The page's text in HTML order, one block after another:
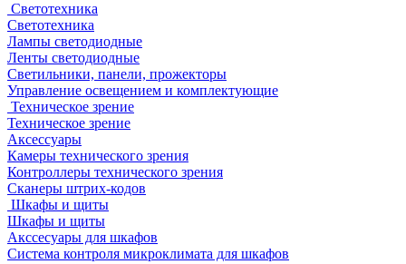
Светотехника
Светотехника
Лампы светодиодные
Ленты светодиодные
Светильники, панели, прожекторы
Управление освещением и комплектующие
Техническое зрение
Техническое зрение
Аксессуары
Камеры технического зрения
Контроллеры технического зрения
Сканеры штрих-кодов
Шкафы и щиты
Шкафы и щиты
Акссесуары для шкафов
Система контроля микроклимата для шкафов